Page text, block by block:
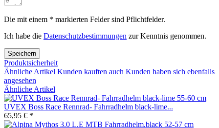
Die mit einem * markierten Felder sind Pflichtfelder.
Ich habe die Datenschutzbestimmungen zur Kenntnis genommen.
Speichern
Produktsicherheit
Ähnliche Artikel Kunden kauften auch Kunden haben sich ebenfalls
angesehen
Ähnliche Artikel
UVEX Boss Race Rennrad- Fahrradhelm black-lime...
65,95 € *